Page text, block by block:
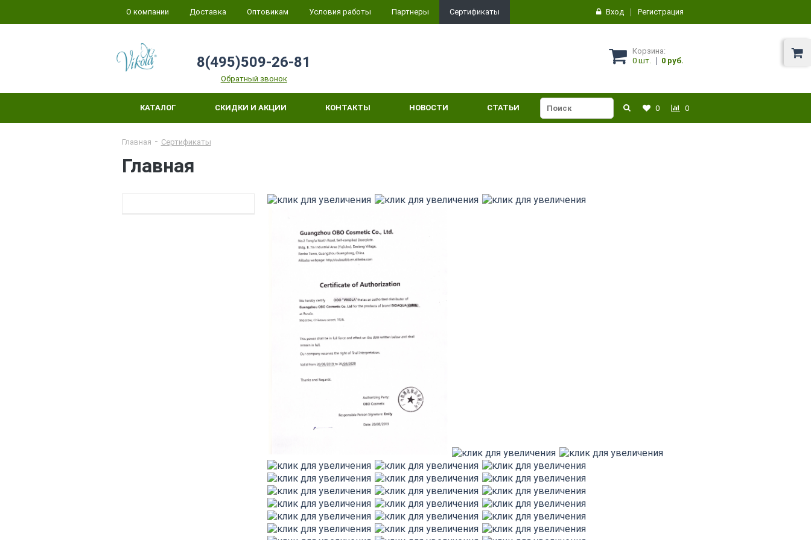
О компании Доставка Оптовикам Условия работы Партнеры Сертификаты Вход Регистрация
8(495)509-26-81
Обратный звонок
Корзина:
0 шт. 0 руб.
КАТАЛОГ СКИДКИ И АКЦИИ КОНТАКТЫ НОВОСТИ СТАТЬИ 0 0
Главная Сертификаты
Главная